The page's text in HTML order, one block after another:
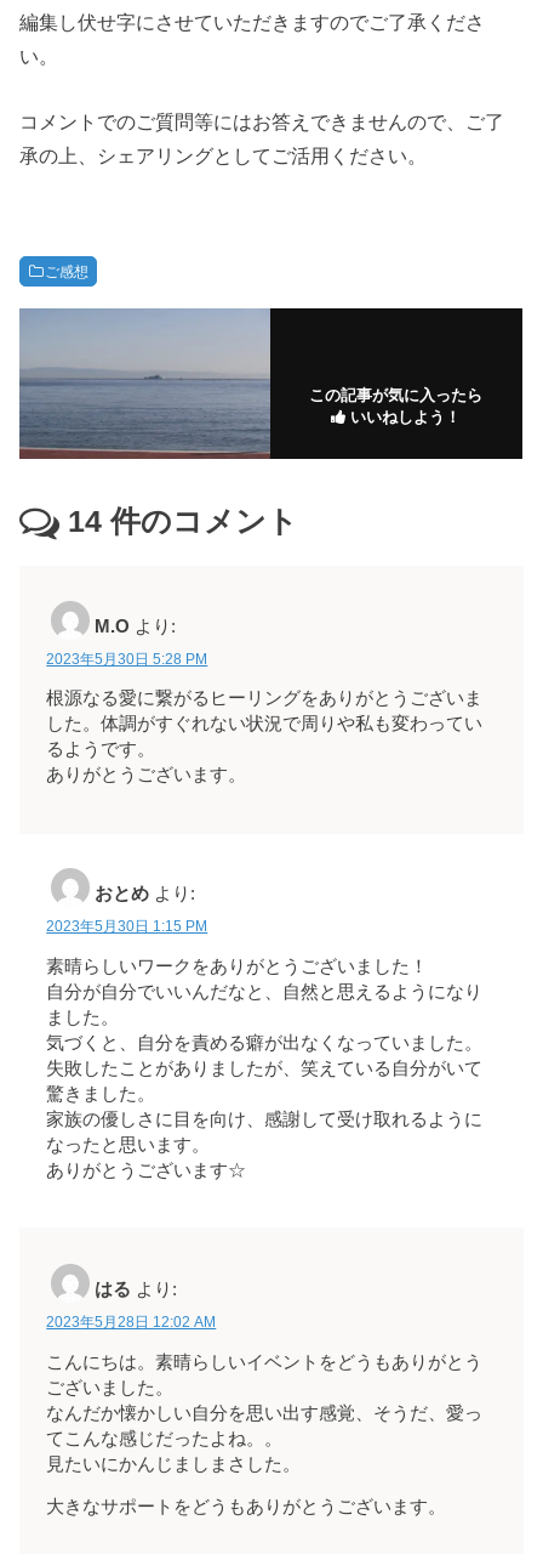
編集し伏せ字にさせていただきますのでご了承くださ
い。
コメントでのご質問等にはお答えできませんので、ご了
承の上、シェアリングとしてご活用ください。
ご感想
この記事が気に入ったら
いいねしよう！
14 件のコメント
M.O より:
2023年5月30日 5:28 PM
根源なる愛に繋がるヒーリングをありがとうございま
した。体調がすぐれない状況で周りや私も変わってい
るようです。
ありがとうございます。
おとめ より:
2023年5月30日 1:15 PM
素晴らしいワークをありがとうございました！
自分が自分でいいんだなと、自然と思えるようになり
ました。
気づくと、自分を責める癖が出なくなっていました。
失敗したことがありましたが、笑えている自分がいて
驚きました。
家族の優しさに目を向け、感謝して受け取れるように
なったと思います。
ありがとうございます☆
はる より:
2023年5月28日 12:02 AM
こんにちは。素晴らしいイベントをどうもありがとう
ございました。
なんだか懐かしい自分を思い出す感覚、そうだ、愛っ
てこんな感じだったよね。。
見たいにかんじましまさした。
大きなサポートをどうもありがとうございます。